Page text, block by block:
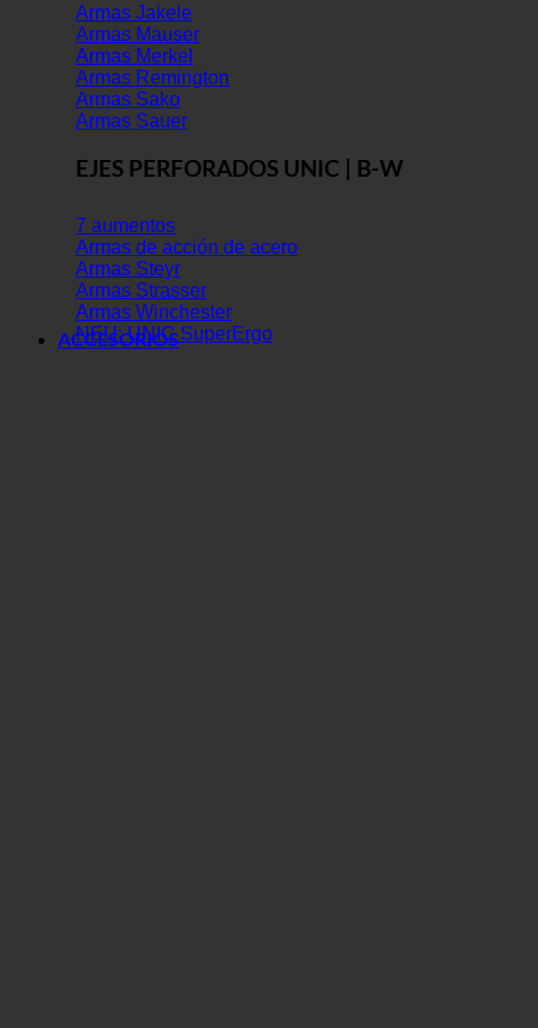
Armas Jakele
Armas Mauser
Armas Merkel
Armas Remington
Armas Sako
Armas Sauer
EJES PERFORADOS UNIC | B-W
7 aumentos
Armas de acción de acero
Armas Steyr
Armas Strasser
Armas Winchester
NEU: UNIC SuperErgo
ACCESORIOS